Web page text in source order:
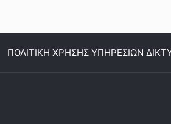
ΠΟΛΙΤΙΚΗ ΧΡΗΣΗΣ ΥΠΗΡΕΣΙΩΝ